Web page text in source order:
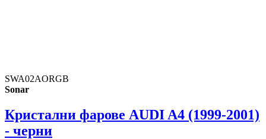
SWA02AORGB
Sonar
Кристални фарове AUDI A4 (1999-2001)
- черни